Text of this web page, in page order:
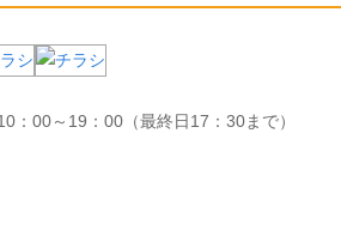
：00～19：00（最終日17：30まで）